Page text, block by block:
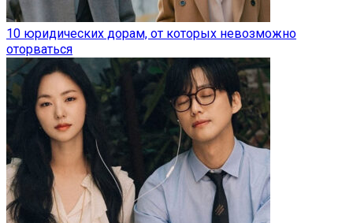
10 юридических дорам, от которых невозможно
оторваться